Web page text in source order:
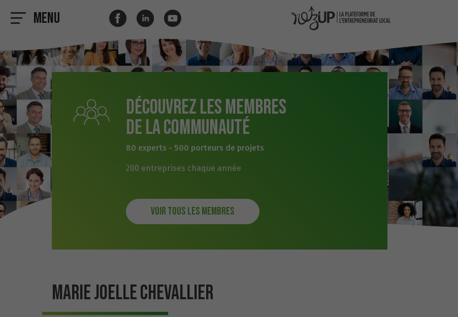
Menu
Découvrez les membres
de la communauté
80 experts - 500 porteurs de projets
200 entreprises chaque année
Voir tous les membres
MARIE JOELLE CHEVALLIER